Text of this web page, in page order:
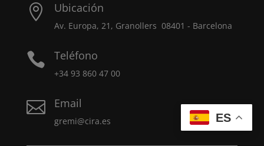
 Ubicación
Av. Europa, 21, Granollers 08401 - Barcelona
 Teléfono
+34 93 860 47 00
 Email
gremi@cira.es ES